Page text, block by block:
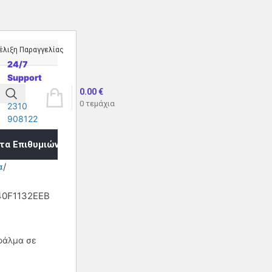
Παραγγελίας
24/7
Support
2310
908122
0 τεμάχια
0.00€
Επιθυμιών
σε